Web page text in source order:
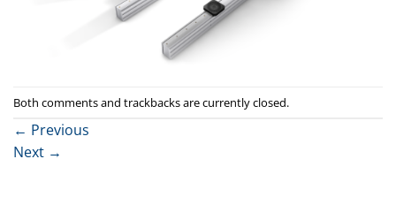
Both comments and trackbacks are currently closed.
← Previous
Next →